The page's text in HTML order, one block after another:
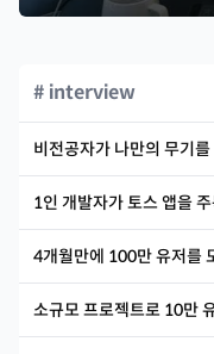
# interview
비전공자가 나만의 무기
1인 개발자가 토스 앱을
4개월만에 100만 유저를
소규모 프로젝트로 10만